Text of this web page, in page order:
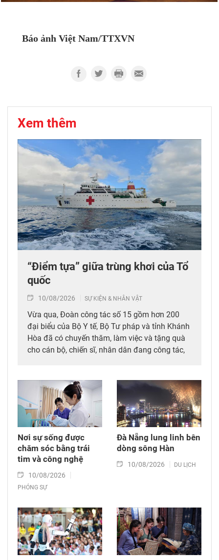
Báo ảnh Việt Nam/TTXVN
Xem thêm
“Điểm tựa” giữa trùng khơi của Tổ
quốc
10/08/2026 SỰ KIỆN & NHÂN VẬT
Vừa qua, Đoàn công tác số 15 gồm hơn 200
đại biểu của Bộ Y tế, Bộ Tư pháp và tỉnh Khánh
Hòa đã có chuyến thăm, làm việc và tặng quà
cho cán bộ, chiến sĩ, nhân dân đang công tác,
sĩ (GS.TS.) Thứ trưởng Bộ Y tế Trần Văn Thuấn
đã có những chia sẻ về thực tế y tế biển đảo
hiện nay cũng như định hướng phát triển trong
thời gian tới…
Nơi sự sống được
chăm sóc bằng trái
tim và công nghệ
10/08/2026
PHÓNG SỰ
Đà Nẵng lung linh bên
dòng sông Hàn
10/08/2026 DU LỊCH